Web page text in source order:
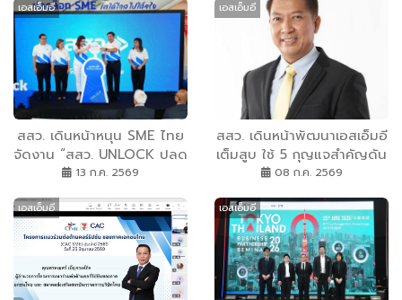
ประกอบการ สมาพันธ์ SME
ไทย ยื่น “สมุดปกน้ำเงิน” ใน
งาน THAI MSME FORUM
2026 เสนอรัฐบาล เร่งผลัก
ดัน 5 วาระขับเคลื่อน MSME
และเศรษฐกิจฐานราก พร้อม
ชง “MSME Plus” เป็นวาระ
แห่งชาติ
เอสเอ็มอี
สสว. เดินหน้าหนุน SME ไทย
จัดงาน “สสว. UNLOCK ปลด
ล็อกธุรกิจ SME ไทย” เวที
ออกเดินทางสัญจร 4 ภูมิภาค
13 ก.ค. 2569
เอสเอ็มอี
สสว. เดินหน้าพัฒนาเอสเอ็มอี
เต็มสูบ ใช้ 5 กุญแจสำคัญดัน
ผู้ประกอบการไทยเติบโตอย่าง
ขับเคลื่อนแคมเปญ”ปลดล็อก
SME โตได้ไกล ไปได้จริง“
08 ก.ค. 2569
เอสเอ็มอี เอสเอ็มอี